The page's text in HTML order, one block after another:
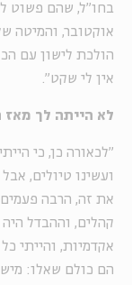
בחו"ל, שהם פשוט
אוקטובר, והמיטה
הולכת לישון עם
אין לי שקט".
לא הייתה לך
"לכאורה כן, כי
ועשינו טיולים,
את זה, הרבה
קהלים, וההבדל היה
אקדמיות, והייתי
הם כולם שאלו: